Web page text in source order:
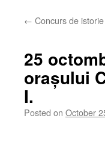
← Concurs de
25
orașului
I.
Posted on October